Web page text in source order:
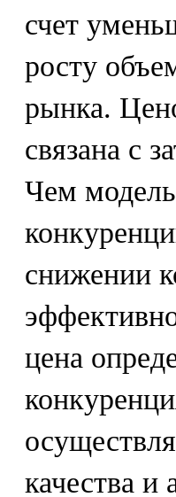
счет
росту
рынка.
связана с
Чем
снижении
цена
качества и